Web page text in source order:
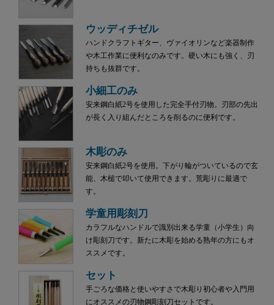
ウッディチゼル
ハンドクラフトギター、ヴァイオリンなど楽器制作
や木工作業に便利なのみです。硬い木にも強く、刃
持ちも抜群です。
小細工のみ
安来鋼白紙2号を使用した完全手付刃物。刃部の先出
が長く入り組んだところを削るのに便利です。
木彫のみ
安来鋼白紙2号を使用。下がり輪がついているので玄
能、木槌で叩いて使用できます。荒彫りに最適で
す。
学童用彫刻刀
カラフルなハンドルで識別出来る学童（小学生）向
け彫刻刀です。新たに木彫を始める熟年の方にもオ
ススメです。
セット
手ごろな価格と使いやすさで木彫り初心者や入門用
にオススメの刃物鋼彫刻刀セットです。